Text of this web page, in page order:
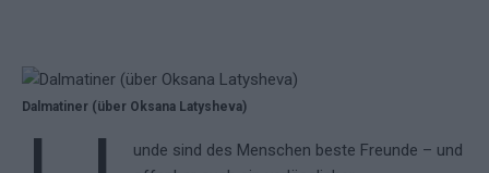
Dalmatiner (über Oksana Latysheva)
unde sind des Menschen beste Freunde – und